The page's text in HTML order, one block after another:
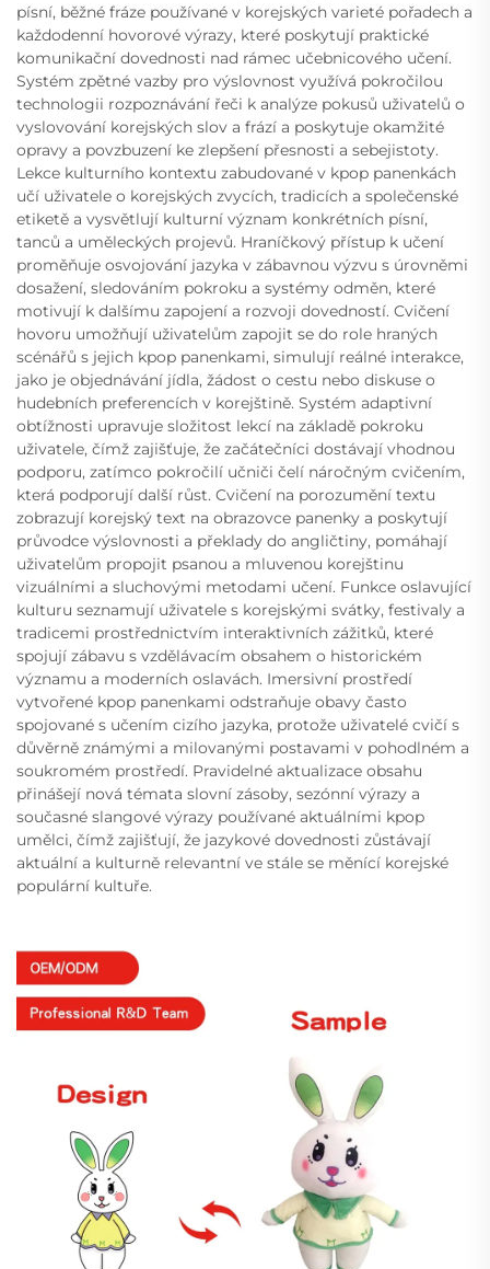
písní, běžné fráze používané v korejských varieté pořadech a
každodenní hovorové výrazy, které poskytují praktické
komunikační dovednosti nad rámec učebnicového učení.
Systém zpětné vazby pro výslovnost využívá pokročilou
technologii rozpoznávání řeči k analýze pokusů uživatelů o
vyslovování korejských slov a frází a poskytuje okamžité
opravy a povzbuzení ke zlepšení přesnosti a sebejistoty.
Lekce kulturního kontextu zabudované v kpop panenkách
učí uživatele o korejských zvycích, tradicích a společenské
etiketě a vysvětlují kulturní význam konkrétních písní,
tanců a uměleckých projevů. Hraníčkový přístup k učení
proměňuje osvojování jazyka v zábavnou výzvu s úrovněmi
dosažení, sledováním pokroku a systémy odměn, které
motivují k dalšímu zapojení a rozvoji dovedností. Cvičení
hovoru umožňují uživatelům zapojit se do role hraných
scénářů s jejich kpop panenkami, simulují reálné interakce,
jako je objednávání jídla, žádost o cestu nebo diskuse o
hudebních preferencích v korejštině. Systém adaptivní
obtížnosti upravuje složitost lekcí na základě pokroku
uživatele, čímž zajišťuje, že začátečníci dostávají vhodnou
podporu, zatímco pokročilí učniči čelí náročným cvičením,
která podporují další růst. Cvičení na porozumění textu
zobrazují korejský text na obrazovce panenky a poskytují
průvodce výslovnosti a překlady do angličtiny, pomáhají
uživatelům propojit psanou a mluvenou korejštinu
vizuálními a sluchovými metodami učení. Funkce oslavující
kulturu seznamují uživatele s korejskými svátky, festivaly a
tradicemi prostřednictvím interaktivních zážitků, které
spojují zábavu s vzdělávacím obsahem o historickém
významu a moderních oslavách. Imersivní prostředí
vytvořené kpop panenkami odstraňuje obavy často
spojované s učením cizího jazyka, protože uživatelé cvičí s
důvěrně známými a milovanými postavami v pohodlném a
soukromém prostředí. Pravidelné aktualizace obsahu
přinášejí nová témata slovní zásoby, sezónní výrazy a
současné slangové výrazy používané aktuálními kpop
umělci, čímž zajišťují, že jazykové dovednosti zůstávají
aktuální a kulturně relevantní ve stále se měnící korejské
populární kultuře.